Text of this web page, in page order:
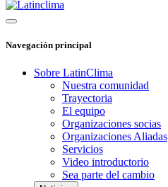
Navegación principal
Sobre LatinClima
Nuestra comunidad
Trayectoria
El equipo
Organizaciones socias
Organizaciones Aliadas
Servicios
Video introductorio
Sea parte del cambio